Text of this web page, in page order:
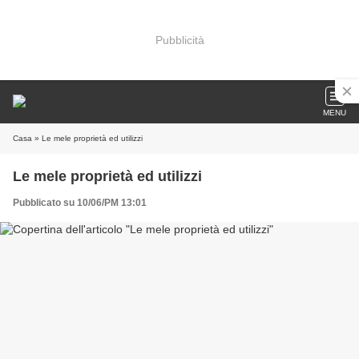
Pubblicità
MENU
Casa » Le mele proprietà ed utilizzi
Le mele proprietà ed utilizzi
Pubblicato su 10/06/PM 13:01